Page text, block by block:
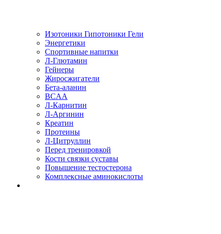
Изотоники Гипотоники Гели
Энергетики
Спортивные напитки
Л-Глютамин
Гейнеры
Жиросжигатели
Бета-аланин
BCAA
Л-Карнитин
Л-Аргинин
Креатин
Протеины
Л-Цитруллин
Перед тренировкой
Кости связки суставы
Повышение тестостерона
Комплексные аминокислоты